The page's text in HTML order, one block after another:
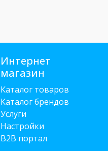
Интернет
магазин
Каталог товаров
Каталог брендов
Услуги
Настройки
B2B портал